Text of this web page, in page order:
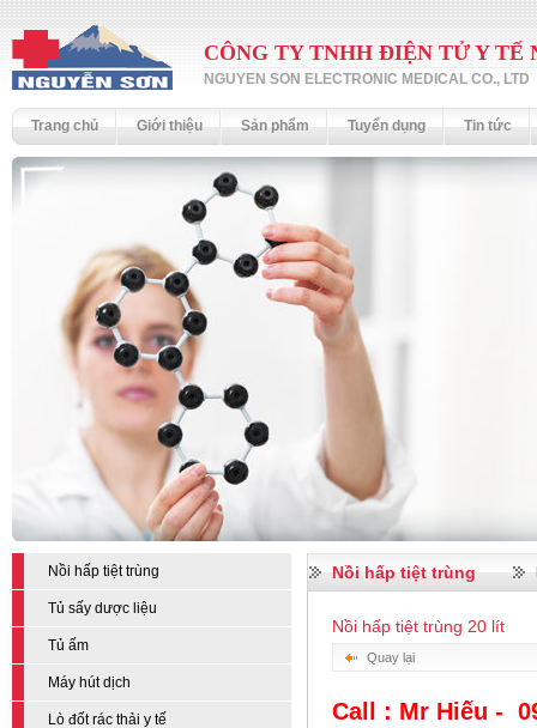
CÔNG TY TNHH ĐIỆN TỬ Y TẾ
NGUYEN SON ELECTRONIC MEDICAL CO., LTD
Trang chủ Giới thiệu Sản phẩm Tuyển dụng Tin tức
Nồi hấp tiệt trùng
Tủ sấy dược liệu
Tủ ấm
Máy hút dịch
Lò đốt rác thải y tế
Nồi hấp tiệt trùng
Nồi hấp tiệt trùng 20 lít
Quay lại
Call : Mr Hiếu -